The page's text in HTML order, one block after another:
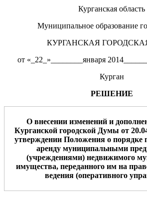
Курганская область
Муниципальное образование
КУРГАНСКАЯ
от «_22_»________января
Курган
РЕШЕНИЕ
О внесении изменений и
Курганской городской Думы от
утверждении Положения о порядке
аренду муниципальными
(учреждениями) недвижимого
имущества, переданного им на
ведения (оперативного